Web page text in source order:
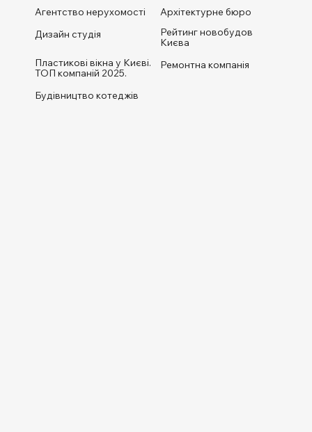
Агентство нерухомості
Архітектурне бюро
Дизайн студія
Рейтинг новобудов
Києва
Пластикові вікна у Києві.
ТОП компаній 2025.
Ремонтна компанія
Будівництво котеджів